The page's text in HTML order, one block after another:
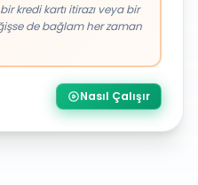
kredi kartı itirazı veya bir
de bağlam her zaman
Nasıl Çalışır